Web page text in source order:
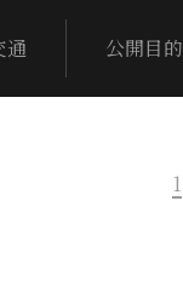
通 公開目的
1